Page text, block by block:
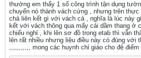
thường em thấy 1 số công trình tận dụng
chuyển nó thành vách cứng , nhưng trên thực
chả liên kết gì với vách cả , nghĩa là lúc này
kết với vách thông qua mấy cái dầm thang ở
chiếu nghỉ , khi lên sơ đồ trong etab thì vẫn
lên rất nhiều nhưng liệu điều này có đúng với
,,,,,,,,,,, mong các huynh chỉ giáo cho đệ điểm